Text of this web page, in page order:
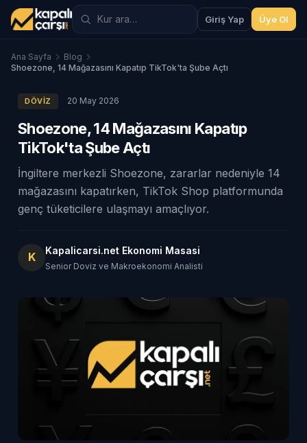
Giriş Yap Üye Ol
Ana Sayfa
Blog
Shoezone, 14 Mağazasını Kapatıp TikTok'ta Şube Açtı
DÖVIZ 20 May 2026
Shoezone, 14 Mağazasını Kapatıp
TikTok'ta Şube Açtı
İngiltere merkezli Shoezone, zararlar nedeniyle 14
mağazasını kapatırken, TikTok Shop platformunda
genç tüketicilere ulaşmayı amaçlıyor.
K Kapalicarsi.net Ekonomi Masasi
Senior Doviz ve Makroekonomi Analisti